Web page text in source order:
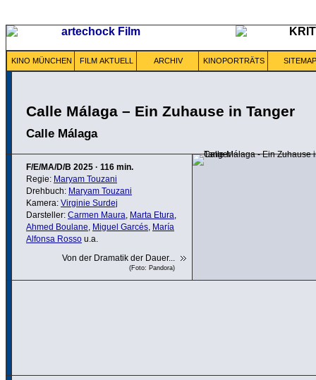
KINO MÜNCHEN FILM AKTUELL ARCHIV KINOPORTRÄTS SITEMAP
Calle Málaga – Ein Zuhause in Tanger
Calle Málaga
F/E/MA/D/B 2025 · 116 min.
Regie: Maryam Touzani
Drehbuch: Maryam Touzani
Kamera: Virginie Surdej
Darsteller: Carmen Maura, Marta Etura,
Ahmed Boulane, Miguel Garcés, María
Alfonsa Rosso u.a.
Von der Dramatik der Dauer...
(Foto: Pandora)